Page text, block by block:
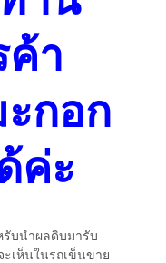
ค้า
กอก
ค่ะ
รับนำผลดิบมารับ
เห็นในรถเข็นขาย